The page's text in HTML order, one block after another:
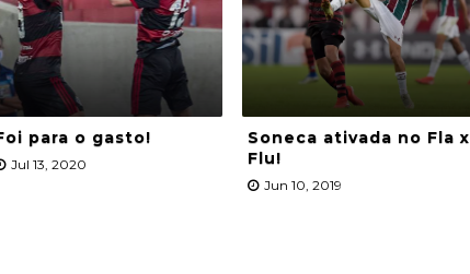
para o gasto!
Jul 13, 2020
Soneca ativada no Fla x
Flu!
Jun 10, 2019